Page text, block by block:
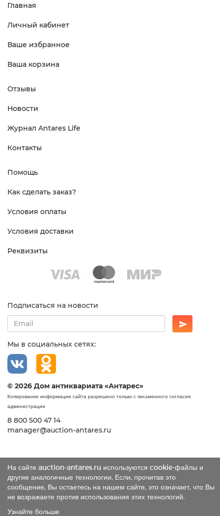
На сайте auction-antares.ru используются cookie-файлы и
другие аналогичные технологии. Если, прочитав это
сообщение, Вы остаетесь на нашем сайте, это означает, что Вы
не возражаете против использования этих технологий.
Узнайте больше
Главная
Личный кабинет
Ваше избранное
Ваша корзина
Отзывы
Новости
Журнал Antares Life
Контакты
Помощь
Как сделать заказ?
Условия оплаты
Условия доставки
Реквизиты
Подписаться на новости
Мы в социальных сетях:
© 2026 Дом антиквариата «Антарес»
Копирование информации сайта разрешено только с письменного согласия
администрации
8 800 500 47 14
manager@auction-antares.ru